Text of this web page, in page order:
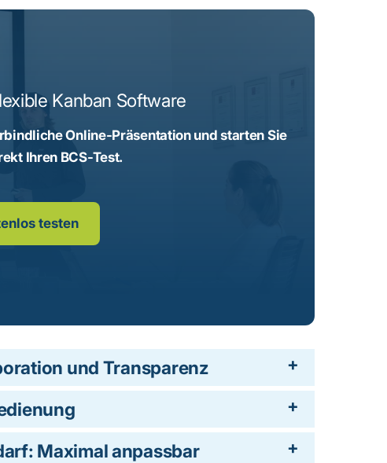
Kanban Software
Online-Präsentation und starten Sie
Ihren BCS-Test.
testen
und Transparenz
Maximal anpassbar